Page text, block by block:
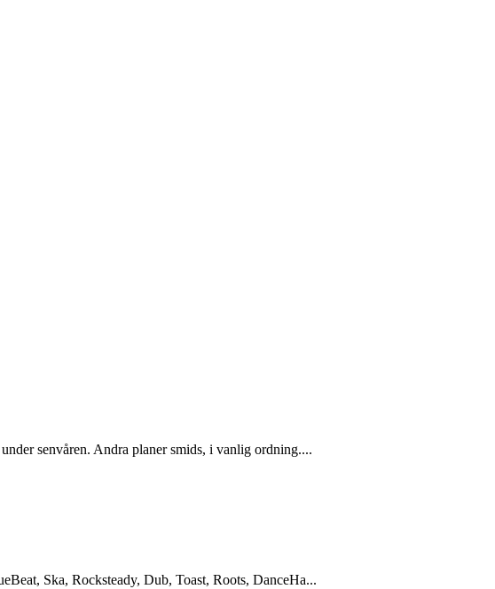
senvåren. Andra planer smids, i vanlig ordning....
Ska, Rocksteady, Dub, Toast, Roots, DanceHa...